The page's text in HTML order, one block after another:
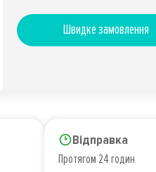
Швидке замовлення
Відправка
Протягом 24 годин